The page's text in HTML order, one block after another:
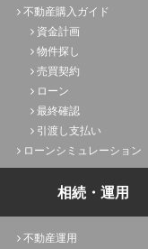
不動産購入ガイド
資金計画
物件探し
売買契約
ローン
最終確認
引渡し支払い
ローンシミュレーション
相続・運用
不動産運用